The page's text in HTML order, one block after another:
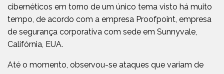
cibernéticos em torno de um único tema visto há muito
tempo, de acordo com a empresa Proofpoint, empresa
de segurança corporativa com sede em Sunnyvale,
Califórnia, EUA.
Até o momento, observou-se ataques que variam de